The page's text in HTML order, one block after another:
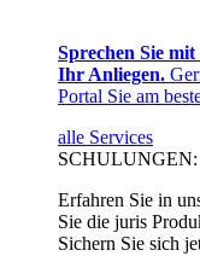
Sprechen Sie
Ihr Anliegen.
Portal Sie am
alle Services
Erfahren Sie in
Sie die juris
Sichern Sie sich